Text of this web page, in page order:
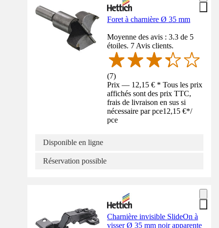
Foret à charnière Ø 35 mm
Moyenne des avis : 3.3 de 5
étoiles. 7 Avis clients.
(7)
Prix — 12,15 € * Tous les prix
affichés sont des prix TTC,
frais de livraison en sus si
nécessaire par pce12,15 €*/
pce
Disponible en ligne
Réservation possible
Charnière invisible SlideOn à
visser Ø 35 mm noir apparente